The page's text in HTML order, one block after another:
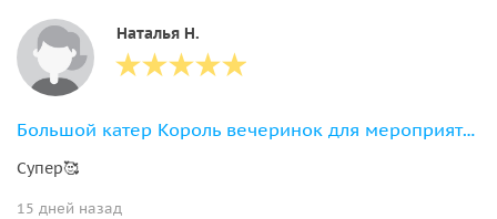
Наталья Н.
Большой катер Король вечеринок для мероприятий и экскурсий
Супер🥰
15 дней назад